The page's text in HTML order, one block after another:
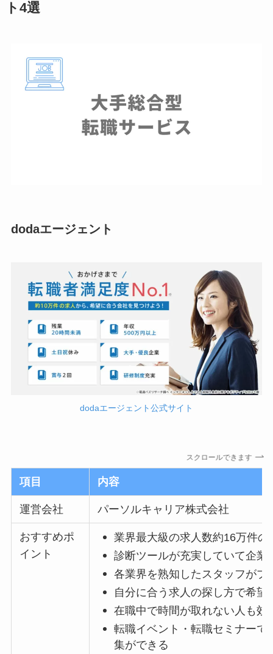
ト4選
dodaエージェント
dodaエージェント公式サイト
スクロールできます
項目 内容
運営会社 パーソルキャリア株式会社
おすすめポ
イント
業界最大級の求人数約16万件の
診断ツールが充実していて企業
各業界を熟知したスタッフがプ
自分に合う求人の探し方で希望
在職中で時間が取れない人も効
転職イベント・転職セミナーで
集ができる